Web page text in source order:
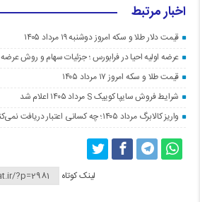
اخبار مرتبط
قیمت دلار طلا و سکه امروز دوشنبه ۱۹ مرداد ۱۴۰۵
عرضه اولیه احیا در فرابورس ؛ جزئیات سهام و روش عرضه
قیمت طلا و سکه امروز ۱۷ مرداد ۱۴۰۵
شرایط فروش سایپا کوییک S مرداد ۱۴۰۵ اعلام شد
واریز کالابرگ مرداد ۱۴۰۵؛ چه کسانی اعتبار دریافت نمی‌کنند؟
لینک کوتاه